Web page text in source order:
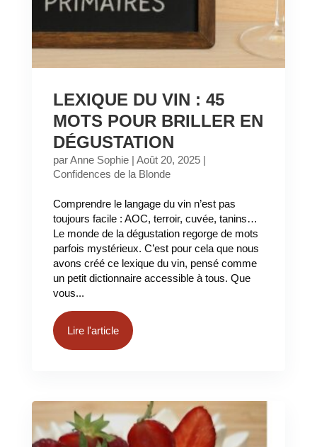
LEXIQUE DU VIN : 45
MOTS POUR BRILLER EN
DÉGUSTATION
parAnne Sophie| Août 20, 2025|
Confidences de la Blonde
Comprendre le langage du vin n’est pas
toujours facile : AOC, terroir, cuvée, tanins…
Le monde de la dégustation regorge de mots
parfois mystérieux. C’est pour cela que nous
avons créé ce lexique du vin, pensé comme
un petit dictionnaire accessible à tous. Que
vous...
Lire l'article